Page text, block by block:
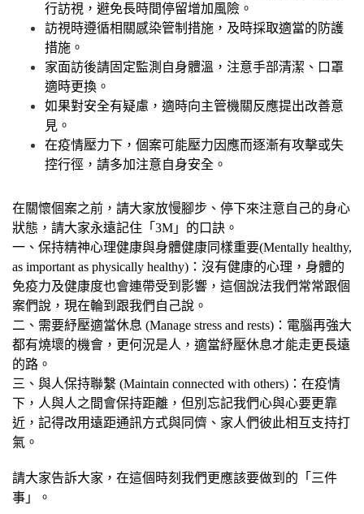
行訪視，避免長時間停留增加風險。
訪視時遵循相關感染管制措施，及時採取適當的防護
措施。
家面訪後請固定監測自身體溫，注意手部清潔、口罩
適時更換。
如果對安全有疑慮，適時向主管機關反應提出改善意
見。
在疫情壓力下，個案可能壓力因應而逐漸有攻擊或失
控行徑，請多加注意自身安全。
在關懷個案之前，請大家放慢腳步、停下來注意自己的身心
狀態，請大家永遠記住「3M」的口訣。
一、保持精神心理健康與身體健康同樣重要(Mentally healthy,
as important as physically healthy)：沒有健康的心理，身體的
免疫力及健康度也會連帶受到影響，這個說法我們常常跟個
案們說，現在輪到跟我們自己說。
二、需要紓壓適當休息 (Manage stress and rests)：電腦再強大
都有燒壞的機會，更何況是人，適當紓壓休息才能走更長遠
的路。
三、與人保持聯繫 (Maintain connected with others)：在疫情
下，人與人之間會保持距離，但別忘記我們心與心要更靠
近，記得改用遠距通訊方式與同儕、家人們彼此相互支持打
氣。
請大家告訴大家，在這個時刻我們更應該要做到的「三件
事」。